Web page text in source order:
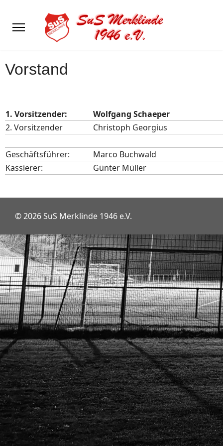
Vorstand
1. Vorsitzender:
Wolfgang Schaeper
2. Vorsitzender
Christoph Georgius
Geschäftsführer:
Marco Buchwald
Kassierer:
Günter Müller
© 2026 SuS Merklinde 1946 e.V.